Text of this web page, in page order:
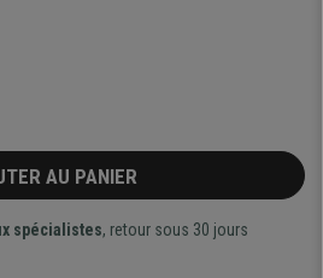
AU PANIER
spécialistes, retour sous 30 jours